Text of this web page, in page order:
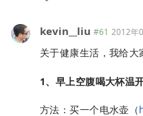
kevin__liu #61 2012年
关于健康生活，我给大
1、早上空腹喝大杯温
方法：买一个电水壶（